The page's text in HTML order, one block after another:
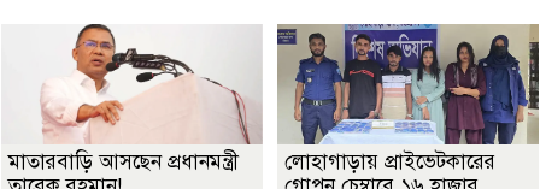
মাতারবাড়ি আসছেন প্রধানমন্ত্রী
লোহাগাড়ায় প্রাইভেটকারের